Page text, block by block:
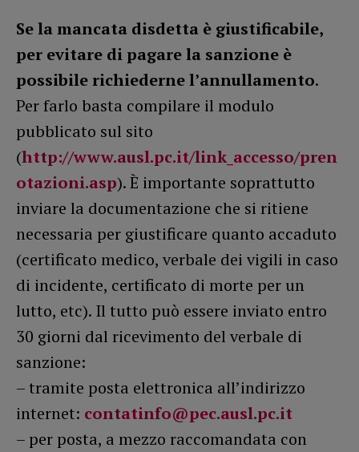
Se la mancata disdetta è giustificabile,
per evitare di pagare la sanzione è
possibile richiederne l’annullamento.
Per farlo basta compilare il modulo
pubblicato sul sito
(http://www.ausl.pc.it/link_accesso/pren
otazioni.asp). È importante soprattutto
inviare la documentazione che si ritiene
necessaria per giustificare quanto accaduto
(certificato medico, verbale dei vigili in caso
di incidente, certificato di morte per un
lutto, etc). Il tutto può essere inviato entro
30 giorni dal ricevimento del verbale di
sanzione:
– tramite posta elettronica all’indirizzo
internet: contatinfo@pec.ausl.pc.it
– per posta, a mezzo raccomandata con